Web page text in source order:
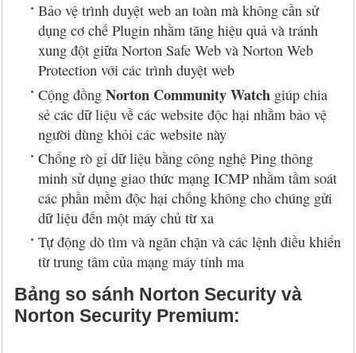
Bảo vệ trình duyệt web an toàn mà không cần sử
dụng cơ chế Plugin nhằm tăng hiệu quả và tránh
xung đột giữa Norton Safe Web và Norton Web
Protection với các trình duyệt web
Cộng đồng Norton Community Watch giúp chia
sẻ các dữ liệu về các website độc hại nhằm bảo vệ
người dùng khỏi các website này
Chổng rò gỉ dữ liệu bằng công nghệ Ping thông
minh sử dụng giao thức mạng ICMP nhằm tầm soát
các phần mềm độc hại chống không cho chúng gửi
dữ liệu đến một máy chủ từ xa
Tự động dò tìm và ngăn chặn và các lệnh điều khiển
từ trung tâm của mạng máy tính ma
Bảng so sánh Norton Security và
Norton Security Premium: